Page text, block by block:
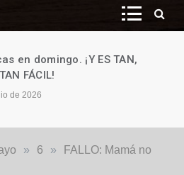
en domingo. ¡Y ES TAN,
FÁCIL!
de 2026
» 6 »
FALLO: Mamá no